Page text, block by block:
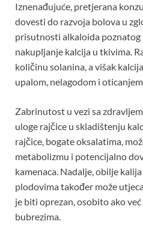
Iznenađujuće, pretjerana
dovesti do razvoja bolova u
prisutnosti alkaloida
nakupljanje kalcija u tkivima.
količinu solanina, a višak
upalom, nelagodom i
Zabrinutost u vezi sa
uloge rajčice u skladištenju
rajčice, bogate oksalatima,
metabolizmu i potencijalno
kamenaca. Nadalje, obilje
plodovima također može
je biti oprezan, osobito ako
bubrezima.